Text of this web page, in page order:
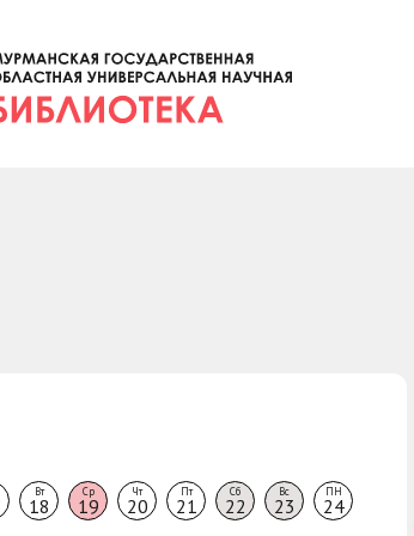
Вт
18
Ср
19
Чт
20
Пт
21
Сб
22
Вс
23
ПН
24